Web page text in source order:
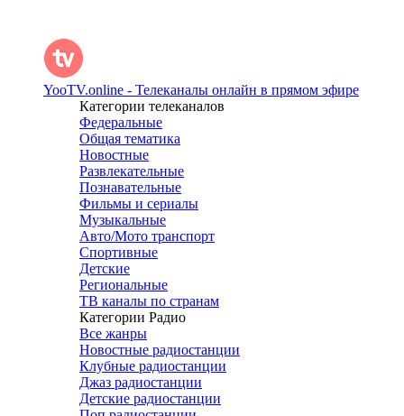
YooTV.online - Телеканалы онлайн в прямом эфире
Категории телеканалов
Федеральные
Общая тематика
Новостные
Развлекательные
Познавательные
Фильмы и сериалы
Музыкальные
Авто/Мото транспорт
Спортивные
Детские
Региональные
ТВ каналы по странам
Категории Радио
Все жанры
Новостные радиостанции
Клубные радиостанции
Джаз радиостанции
Детские радиостанции